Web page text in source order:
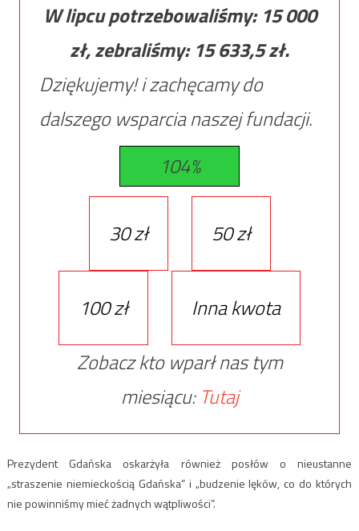
W lipcu potrzebowaliśmy: 15 000
zł, zebraliśmy: 15 633,5zł.
Dziękujemy! i zachęcamy do
dalszego wsparcia naszej fundacji.
104%
30 zł 50 zł
100 zł
Inna kwota
Zobacz kto wparł nas tym
miesiącu: Tutaj
Prezydent Gdańska oskarżyła również posłów o nieustanne
„straszenie niemieckością Gdańska” i „budzenie lęków, co do których
nie powinniśmy mieć żadnych wątpliwości”.